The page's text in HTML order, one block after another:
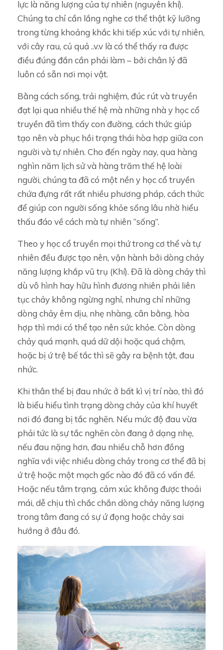
lực là năng lượng của tự nhiên (nguyên khí).
Chúng ta chỉ cần lắng nghe cơ thể thật kỹ lưỡng
trong từng khoảng khắc khi tiếp xúc với tự nhiên,
với cây rau, củ quả ..v.v là có thể thấy ra được
điều đúng đắn cần phải làm – bởi chân lý đã
luôn có sẵn nơi mọi vật.
Bằng cách sống, trải nghiệm, đúc rút và truyền
đạt lại qua nhiều thế hệ mà những nhà y học cổ
truyền đã tìm thấy con đường, cách thức giúp
tạo nên và phục hồi trạng thái hòa hợp giữa con
người và tự nhiên. Cho đến ngày nay, qua hàng
nghìn năm lịch sử và hàng trăm thế hệ loài
người, chúng ta đã có một nền y học cổ truyền
chứa đựng rất rất nhiều phương pháp, cách thức
để giúp con người sống khỏe sống lâu nhờ hiểu
thấu đáo về cách mà tự nhiên “sống”.
Theo y học cổ truyền mọi thứ trong cơ thể và tự
nhiên đều được tạo nên, vận hành bởi dòng chảy
năng lượng khắp vũ trụ (Khí). Đã là dòng chảy thì
dù vô hình hay hữu hình đương nhiên phải liên
tục chảy không ngừng nghỉ, nhưng chỉ những
dòng chảy êm dịu, nhẹ nhàng, cân bằng, hòa
hợp thì mới có thể tạo nên sức khỏe. Còn dòng
chảy quá mạnh, quá dữ dội hoặc quá chậm,
hoặc bị ứ trệ bế tắc thì sẽ gây ra bệnh tật, đau
nhức.
Khi thân thể bị đau nhức ở bất kì vị trí nào, thì đó
là biểu hiểu tình trạng dòng chảy của khí huyết
nơi đó đang bị tắc nghẽn. Nếu mức độ đau vừa
phải tức là sự tắc nghẽn còn đang ở dạng nhẹ,
nếu đau nặng hơn, đau nhiều chỗ hơn đồng
nghĩa với việc nhiều dòng chảy trong cơ thể đã bị
ứ trệ hoặc một mạch gốc nào đó đã có vấn đề.
Hoặc nếu tâm trạng, cảm xúc không được thoải
mái, dễ chịu thì chắc chắn dòng chảy năng lượng
trong tâm đang có sự ứ đọng hoặc chảy sai
hướng ở đâu đó.